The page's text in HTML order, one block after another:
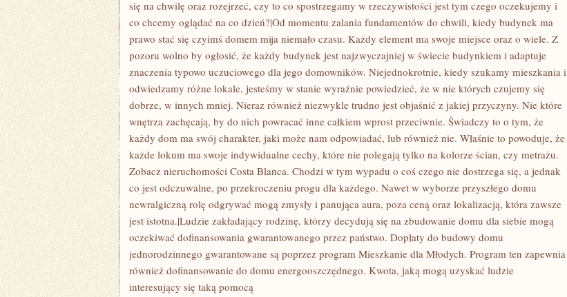
się na chwilę oraz rozejrzeć, czy to co spostrzegamy w rzeczywistości jest tym czego oczekujemy i
co chcemy oglądać na co dzień?|Od momentu zalania fundamentów do chwili, kiedy budynek ma
prawo stać się czyimś domem mija niemało czasu. Każdy element ma swoje miejsce oraz o wiele. Z
pozoru wolno by ogłosić, że każdy budynek jest najzwyczajniej w świecie budynkiem i adaptuje
znaczenia typowo uczuciowego dla jego domowników. Niejednokrotnie, kiedy szukamy mieszkania i
odwiedzamy różne lokale, jesteśmy w stanie wyraźnie powiedzieć, że w nie których czujemy się
dobrze, w innych mniej. Nieraz również niezwykle trudno jest objaśnić z jakiej przyczyny. Nie które
wnętrza zachęcają, by do nich powracać inne całkiem wprost przeciwnie. Świadczy to o tym, że
każdy dom ma swój charakter, jaki może nam odpowiadać, lub również nie. Właśnie to powoduje, że
każde lokum ma swoje indywidualne cechy, które nie polegają tylko na kolorze ścian, czy metrażu.
Zobacz nieruchomości Costa Blanca. Chodzi w tym wypadu o coś czego nie dostrzega się, a jednak
co jest odczuwalne, po przekroczeniu progu dla każdego. Nawet w wyborze przyszłego domu
newralgiczną rolę odgrywać mogą zmysły i panująca aura, poza ceną oraz lokalizacją, która zawsze
jest istotna.|Ludzie zakładający rodzinę, którzy decydują się na zbudowanie domu dla siebie mogą
oczekiwać dofinansowania gwarantowanego przez państwo. Dopłaty do budowy domu
jednorodzinnego gwarantowane są poprzez program Mieszkanie dla Młodych. Program ten zapewnia
również dofinansowanie do domu energooszczędnego. Kwota, jaką mogą uzyskać ludzie
interesujący się taką pomocą